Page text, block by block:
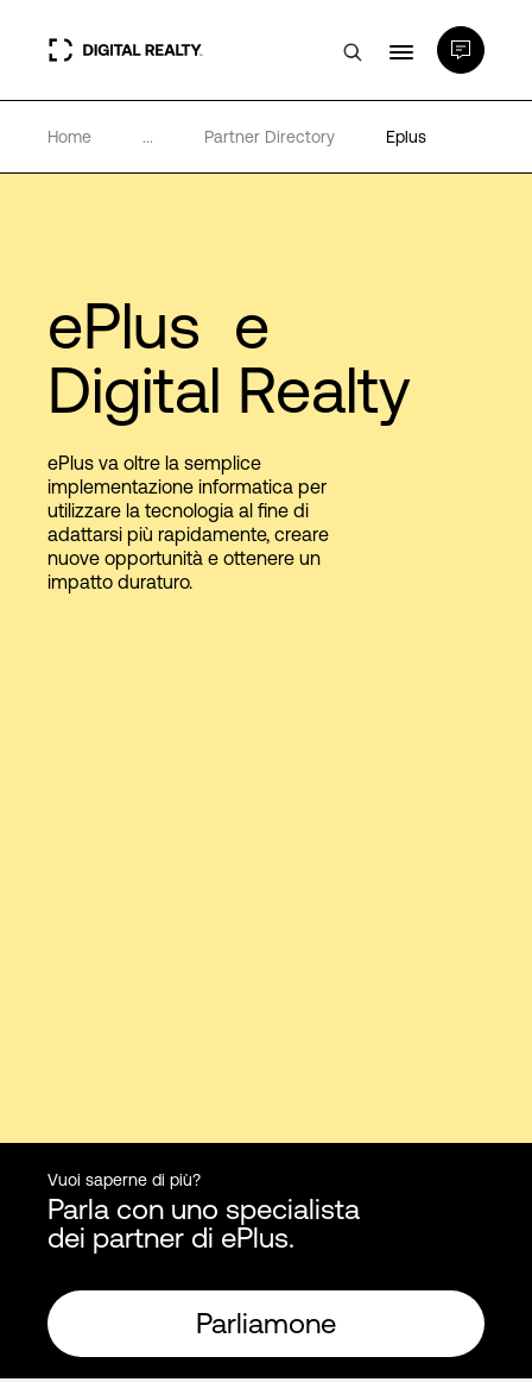
Data center
Competenze e Risorse
Chi Siamo
Language
Home ... Partner Directory Eplus
ePlus e
Digital Realty
ePlus va oltre la semplice
implementazione informatica per
utilizzare la tecnologia al fine di
adattarsi più rapidamente, creare
nuove opportunità e ottenere un
impatto duraturo.
Vuoi saperne di più?
Parla con uno specialista
dei partner di ePlus.
Parliamone